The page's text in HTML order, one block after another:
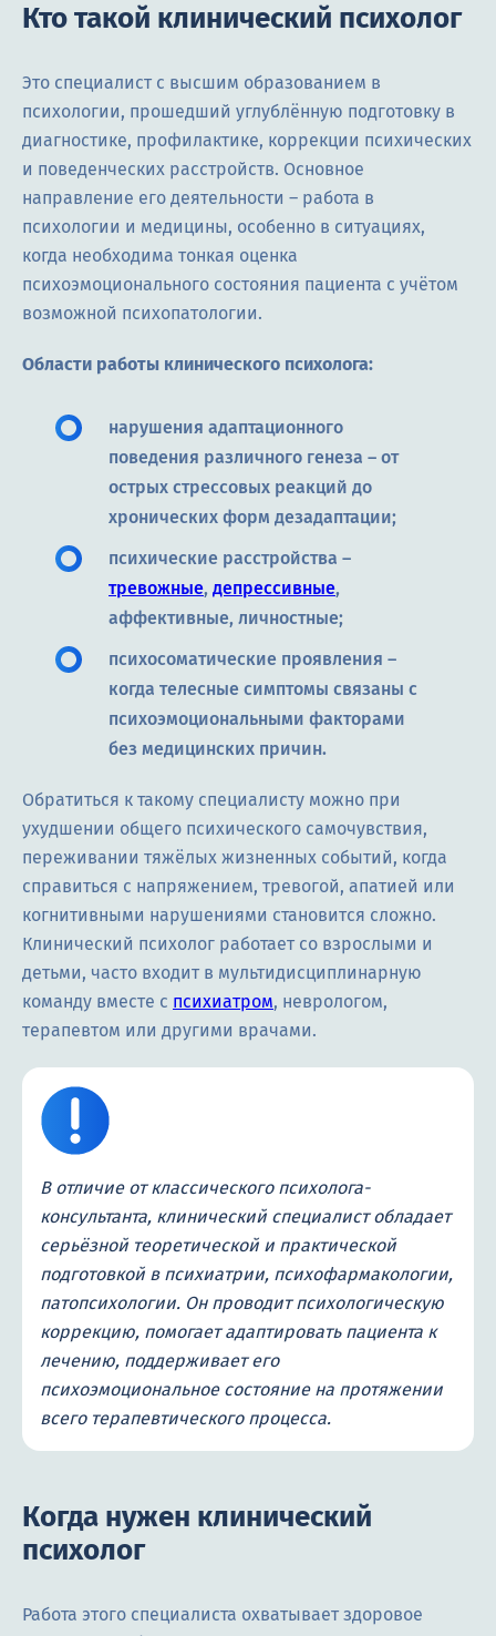
Кто такой клинический психолог
Это специалист с высшим образованием в
психологии, прошедший углублённую подготовку в
диагностике, профилактике, коррекции психических
и поведенческих расстройств. Основное
направление его деятельности – работа в
психологии и медицины, особенно в ситуациях,
когда необходима тонкая оценка
психоэмоционального состояния пациента с учётом
возможной психопатологии.
Области работы клинического психолога:
нарушения адаптационного
поведения различного генеза – от
острых стрессовых реакций до
хронических форм дезадаптации;
психические расстройства –
тревожные, депрессивные,
аффективные, личностные;
психосоматические проявления –
когда телесные симптомы связаны с
психоэмоциональными факторами
без медицинских причин.
Обратиться к такому специалисту можно при
ухудшении общего психического самочувствия,
переживании тяжёлых жизненных событий, когда
справиться с напряжением, тревогой, апатией или
когнитивными нарушениями становится сложно.
Клинический психолог работает со взрослыми и
детьми, часто входит в мультидисциплинарную
команду вместе с психиатром, неврологом,
терапевтом или другими врачами.
В отличие от классического психолога-
консультанта, клинический специалист обладает
серьёзной теоретической и практической
подготовкой в психиатрии, психофармакологии,
патопсихологии. Он проводит психологическую
коррекцию, помогает адаптировать пациента к
лечению, поддерживает его
психоэмоциональное состояние на протяжении
всего терапевтического процесса.
Когда нужен клинический
психолог
Работа этого специалиста охватывает здоровое